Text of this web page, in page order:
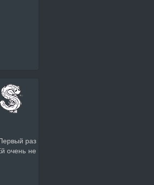
раз
очень не